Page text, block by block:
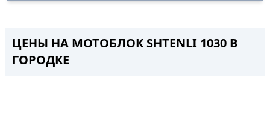
ЦЕНЫ НА МОТОБЛОК SHTENLI 1030 В
ГОРОДКЕ